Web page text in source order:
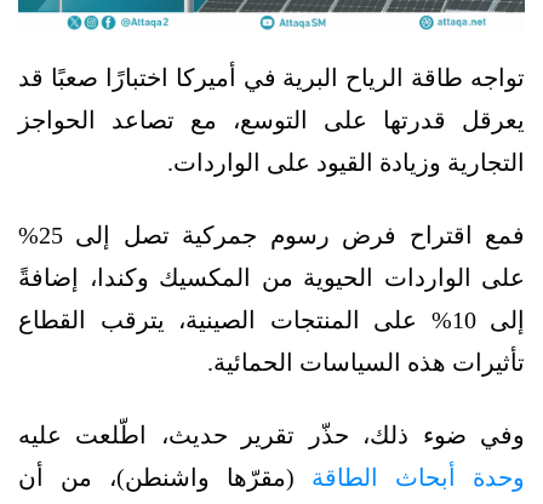
تواجه طاقة الرياح البرية في أميركا اختبارًا صعبًا قد
يعرقل قدرتها على التوسع، مع تصاعد الحواجز
التجارية وزيادة القيود على الواردات.
فمع اقتراح فرض رسوم جمركية تصل إلى 25%
على الواردات الحيوية من المكسيك وكندا، إضافةً
إلى 10% على المنتجات الصينية، يترقب القطاع
تأثيرات هذه السياسات الحمائية.
وفي ضوء ذلك، حذّر تقرير حديث، اطّلعت عليه
وحدة أبحاث الطاقة (مقرّها واشنطن)، من أن